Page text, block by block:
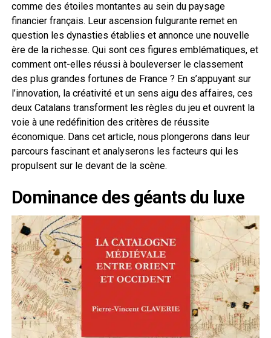
comme des étoiles montantes au sein du paysage
financier français. Leur ascension fulgurante remet en
question les dynasties établies et annonce une nouvelle
ère de la richesse. Qui sont ces figures emblématiques, et
comment ont-elles réussi à bouleverser le classement
des plus grandes fortunes de France ? En s’appuyant sur
l’innovation, la créativité et un sens aigu des affaires, ces
deux Catalans transforment les règles du jeu et ouvrent la
voie à une redéfinition des critères de réussite
économique. Dans cet article, nous plongerons dans leur
parcours fascinant et analyserons les facteurs qui les
propulsent sur le devant de la scène.
Dominance des géants du luxe